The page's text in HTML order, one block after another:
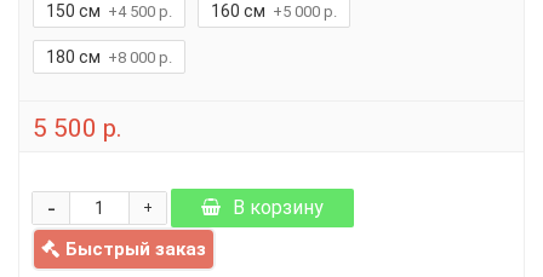
150 см +4 500 р. 160 см +5 000 р.
180 см +8 000 р.
5 500 р.
+
- В корзину
Быстрый заказ